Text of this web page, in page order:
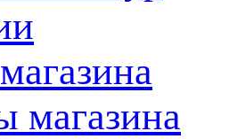
магазина